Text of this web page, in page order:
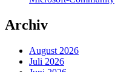
Archiv
August 2026
Juli 2026